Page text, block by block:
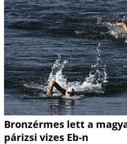
Bronzérmes lett a
párizsi vizes Eb-n